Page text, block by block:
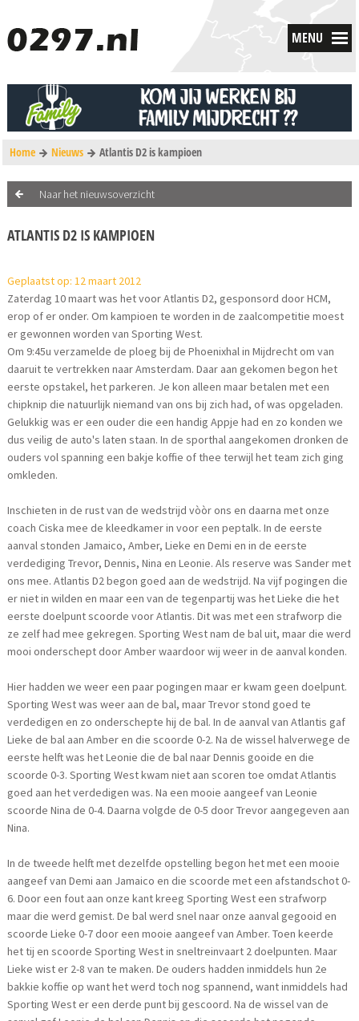
MENU
Home Nieuws Atlantis D2 is kampioen
Naar het nieuwsoverzicht
ATLANTIS D2 IS KAMPIOEN
Geplaatst op: 12 maart 2012
Zaterdag 10 maart was het voor Atlantis D2, gesponsord door HCM,
erop of er onder. Om kampioen te worden in de zaalcompetitie moest
er gewonnen worden van Sporting West.
Om 9:45u verzamelde de ploeg bij de Phoenixhal in Mijdrecht om van
daaruit te vertrekken naar Amsterdam. Daar aan gekomen begon het
eerste opstakel, het parkeren. Je kon alleen maar betalen met een
chipknip die natuurlijk niemand van ons bij zich had, of was opgeladen.
Gelukkig was er een ouder die een handig Appje had en zo konden we
dus veilig de auto's laten staan. In de sporthal aangekomen dronken de
ouders vol spanning een bakje koffie of thee terwijl het team zich ging
omkleden.
Inschieten in de rust van de wedstrijd vòòr ons en daarna met onze
coach Ciska mee de kleedkamer in voor een peptalk. In de eerste
aanval stonden Jamaico, Amber, Lieke en Demi en in de eerste
verdediging Trevor, Dennis, Nina en Leonie. Als reserve was Sander met
ons mee. Atlantis D2 begon goed aan de wedstrijd. Na vijf pogingen die
er niet in wilden en maar een van de tegenpartij was het Lieke die het
eerste doelpunt scoorde voor Atlantis. Dit was met een strafworp die
ze zelf had mee gekregen. Sporting West nam de bal uit, maar die werd
mooi onderschept door Amber waardoor wij weer in de aanval konden.
Hier hadden we weer een paar pogingen maar er kwam geen doelpunt.
Sporting West was weer aan de bal, maar Trevor stond goed te
verdedigen en zo onderschepte hij de bal. In de aanval van Atlantis gaf
Lieke de bal aan Amber en die scoorde 0-2. Na de wissel halverwege de
eerste helft was het Leonie die de bal naar Dennis gooide en die
scoorde 0-3. Sporting West kwam niet aan scoren toe omdat Atlantis
goed aan het verdedigen was. Na een mooie aangeef van Leonie
scoorde Nina de 0-4. Daarna volgde de 0-5 door Trevor aangegeven aan
Nina.
In de tweede helft met dezelfde opstelling begon het met een mooie
aangeef van Demi aan Jamaico en die scoorde met een afstandschot 0-
6. Door een fout aan onze kant kreeg Sporting West een strafworp
maar die werd gemist. De bal werd snel naar onze aanval gegooid en
scoorde Lieke 0-7 door een mooie aangeef van Amber. Toen keerde
het tij en scoorde Sporting West in sneltreinvaart 2 doelpunten. Maar
Lieke wist er 2-8 van te maken. De ouders hadden inmiddels hun 2e
bakkie koffie op want het werd toch nog spannend, want inmiddels had
Sporting West er een derde punt bij gescoord. Na de wissel van de